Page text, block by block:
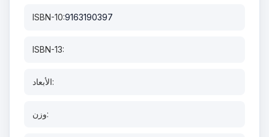
ISBN-10:9163190397
ISBN-13:
الأبعاد:
وزن: